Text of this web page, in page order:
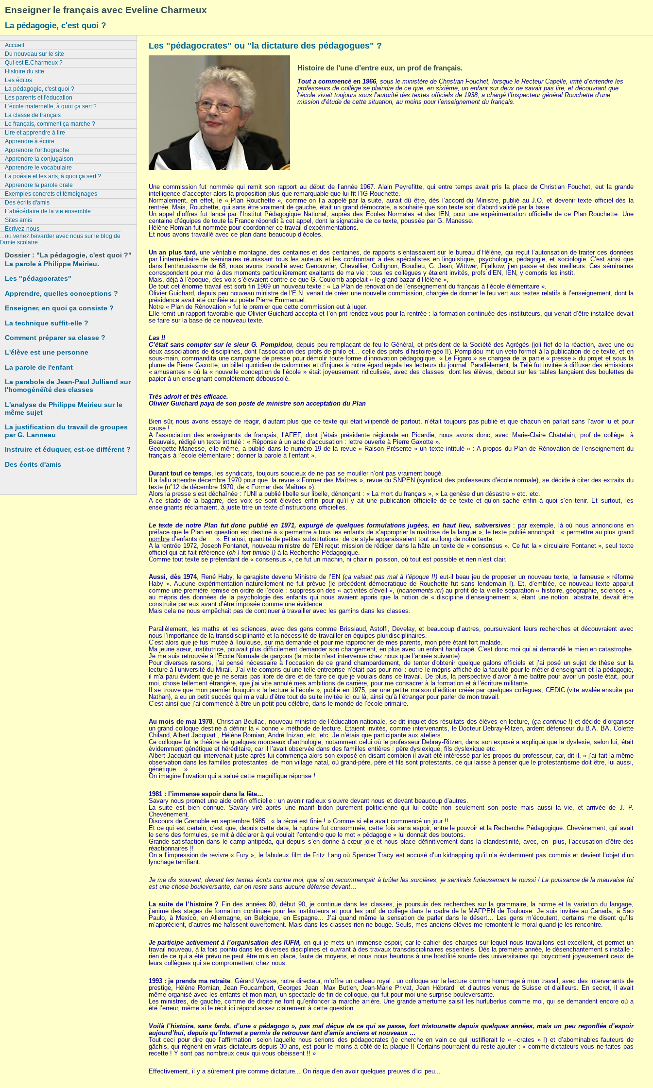
Enseigner le français avec Eveline Charmeux
La pédagogie, c'est quoi ?
Les "pédagocrates" ou "la dictature des pédagogues" ?
Histoire de l’une d’entre eux, un prof de français.
Tout a commencé en 1966, sous le ministère de Christian Fouchet, lorsque le Recteur Capelle, irrité d’entendre les
professeurs de collège se plaindre de ce que, en sixième, un enfant sur deux ne savait pas lire, et découvrant que
l’école vivait toujours sous l’autorité des textes officiels de 1938, a chargé l’Inspecteur général Rouchette d’une
mission d’étude de cette situation, au moins pour l’enseignement du français.
Une commission fut nommée qui remit son rapport au début de l’année 1967. Alain Peyrefitte, qui entre temps avait pris la place de Christian Fouchet, eut la grande
intelligence d’accepter alors la proposition plus que remarquable que lui fit l’IG Rouchette.
Normalement, en effet, le « Plan Rouchette », comme on l’a appelé par la suite, aurait dû être, dès l’accord du Ministre, publié au J.O. et devenir texte officiel dès la
rentrée. Mais, Rouchette, qui sans être vraiment de gauche, était un grand démocrate, a souhaité que son texte soit d’abord validé par la base.
Un appel d’offres fut lancé par l’Institut Pédagogique National, auprès des Ecoles Normales et des IEN, pour une expérimentation officielle de ce Plan Rouchette. Une
centaine d’équipes de toute la France répondit à cet appel, dont la signataire de ce texte, poussée par G. Manesse.
Hélène Romian fut nommée pour coordonner ce travail d’expérimentations.
Et nous avons travaillé avec ce plan dans beaucoup d’écoles.
Un an plus tard, une véritable montagne, des centaines et des centaines, de rapports s’entassaient sur le bureau d’Hélène, qui reçut l’autorisation de traiter ces données
par l’intermédiaire de séminaires réunissant tous les auteurs et les confrontant à des spécialistes en linguistique, psychologie, pédagogie, et sociologie. C’est ainsi que
dans l’enthousiasme de 68, nous avons travaillé avec Genouvrier, Chevallier, Collignon, Boudieu, G. Jean, Wittwer, Fijalkow, j’en passe et des meilleurs. Ces séminaires
correspondent pour moi à des moments particulièrement exaltants de ma vie : tous les collègues y étaient invités, profs d’EN, IEN, y compris les instit.
Mais, déjà à l’époque, des voix s’élevaient contre ce que G. Coulomb appelait « le grand bazar d’Hélène »,
De tout cet énorme travail est sorti fin 1969 un nouveau texte : « La Plan de rénovation de l’enseignement du français à l’école élémentaire ».
Olivier Guichard, depuis peu nouveau ministre de l’E.N. venait de créer une nouvelle commission, chargée de donner le feu vert aux textes relatifs à l’enseignement, dont la
présidence avait été confiée au poète Pierre Emmanuel.
Notre « Plan de Rénovation » fut le premier que cette commission eut à juger.
Elle remit un rapport favorable que Olivier Guichard accepta et l’on prit rendez-vous pour la rentrée : la formation continuée des instituteurs, qui venait d’être installée devait
se faire sur la base de ce nouveau texte.
Las !!
C’était sans compter sur le sieur G. Pompidou, depuis peu remplaçant de feu le Général, et président de la Société des Agrégés (joli fief de la réaction, avec une ou
deux associations de disciplines, dont l’association des profs de philo et… celle des profs d’histoire-géo !!). Pompidou mit un veto formel à la publication de ce texte, et en
sous-main, commandita une campagne de presse pour démolir toute forme d’innovation pédagogique. « Le Figaro » se chargea de la partie « presse » du projet et sous la
plume de Pierre Gaxotte, un billet quotidien de calomnies et d’injures à notre égard régala les lecteurs du journal. Parallèlement, la Télé fut invitée à diffuser des émissions
« amusantes » où la « nouvelle conception de l’école » était joyeusement ridiculisée, avec des classes dont les élèves, debout sur les tables lançaient des boulettes de
papier à un enseignant complètement déboussolé.
Très adroit et très efficace.
Olivier Guichard paya de son poste de ministre son acceptation du Plan
Bien sûr, nous avons essayé de réagir, d’autant plus que ce texte qui était vilipendé de partout, n’était toujours pas publié et que chacun en parlait sans l’avoir lu et pour
cause !
A l’association des enseignants de français, l’AFEF, dont j’étais présidente régionale en Picardie, nous avons donc, avec Marie-Claire Chatelain, prof de collège à
Beauvais, rédigé un texte intitulé : « Réponse à un acte d’accusation : lettre ouverte à Pierre Gaxotte ».
Georgette Manesse, elle-même, a publié dans le numéro 19 de la revue « Raison Présente » un texte intitulé « : A propos du Plan de Rénovation de l’enseignement du
français à l’école élémentaire : donner la parole à l’enfant ».
Durant tout ce temps, les syndicats, toujours soucieux de ne pas se mouiller n’ont pas vraiment bougé.
Il a fallu attendre décembre 1970 pour que la revue « Former des Maîtres », revue du SNPEN (syndicat des professeurs d’école normale), se décide à citer des extraits du
texte (n°12 de décembre 1970, de « Former des Maîtres »).
Alors la presse s’est déchaînée : l’UNI a publié libelle sur libelle, dénonçant : « La mort du français », « La genèse d’un désastre » etc. etc.
A ce stade de la bagarre, des voix se sont élevées enfin pour qu’il y ait une publication officielle de ce texte et qu’on sache enfin à quoi s’en tenir. Et surtout, les
enseignants réclamaient, à juste titre un texte d’instructions officielles.
Le texte de notre Plan fut donc publié en 1971, expurgé de quelques formulations jugées, en haut lieu, subversives: par exemple, là où nous annoncions en
préface que le Plan en question est destiné à « permettreà tous les enfants de s’approprier la maîtrise de la langue », le texte publié annonçait : « permettreau plus grand
nombred’enfants de … ». Et ainsi, quantité de petites substitutions de ce style apparaissaient tout au long de notre texte.
A la rentrée 1972, Joseph Fontanet, nouveau ministre de l’EN reçut mission de rédiger dans la hâte un texte de « consensus ». Ce fut la « circulaire Fontanet », seul texte
officiel qui ait fait référence (oh ! fort timide !)à la Recherche Pédagogique.
Comme tout texte se prétendant de « consensus », ce fut un machin, ni chair ni poisson, où tout est possible et rien n’est clair.
Aussi, dès 1974, René Haby, le garagiste devenu Ministre de l’EN (ça valsait pas mal à l’époque !!) eut-il beau jeu de proposer un nouveau texte, la fameuse « réforme
Haby ». Aucune expérimentation naturellement ne fut prévue (le précédent démocratique de Rouchette fut sans lendemain !). Et, d’emblée, ce nouveau texte apparut
comme une première remise en ordre de l’école : suppression des « activités d’éveil », (ricanements ici) au profit de la vieille séparation « histoire, géographie, sciences »,
au mépris des données de la psychologie des enfants qui nous avaient appris que la notion de « discipline d’enseignement », étant une notion abstraite, devait être
construite par eux avant d’être imposée comme une évidence.
Mais cela ne nous empêchait pas de continuer à travailler avec les gamins dans les classes.
Parallèlement, les maths et les sciences, avec des gens comme Brissiaud, Astolfi, Develay, et beaucoup d’autres, poursuivaient leurs recherches et découvraient avec
nous l’importance de la transdisciplinarité et la nécessité de travailler en équipes pluridisciplinaires.
C’est alors que je fus mutée à Toulouse, sur ma demande et pour me rapprocher de mes parents, mon père étant fort malade.
Ma jeune sœur, institutrice, pouvait plus difficilement demander son changement, en plus avec un enfant handicapé. C’est donc moi qui ai demandé le mien en catastrophe.
Je me suis retrouvée à l’Ecole Normale de garçons (la mixité n’est intervenue chez nous que l’année suivante)
Pour diverses raisons, j’ai pensé nécessaire à l’occasion de ce grand chambardement, de tenter d'obtenir quelque galons officiels et j’ai posé un sujet de thèse sur la
lecture à l’université du Mirail. J’ai vite compris qu’une telle entreprise n’était pas pour moi : outre le mépris affiché de la faculté pour le métier d’enseignant et la pédagogie,
il m'a paru évident que je ne serais pas libre de dire et de faire ce que je voulais dans ce travail. De plus, la perspective d’avoir à me battre pour avoir un poste était, pour
moi, chose tellement étrangère, que j’ai vite annulé mes ambitions de carrière, pour me consacrer à la formation et à l’écriture militante.
Il se trouve que mon premier bouquin « la lecture à l’école », publié en 1975, par une petite maison d’édition créée par quelques collègues, CEDIC (vite avalée ensuite par
Nathan), a eu un petit succès qui m’a valu d’être tout de suite invitée ici ou là, ainsi qu’à l’étranger pour parler de mon travail.
C’est ainsi que j’ai commencé à être un petit peu célèbre, dans le monde de l’école primaire.
Au mois de mai 1978 , Christian Beullac, nouveau ministre de l’éducation nationale, se dit inquiet des résultats des élèves en lecture, (ça continue !) et décide d’organiser
un grand colloque destiné à définir la « bonne » méthode de lecture. Etaient invités, comme intervenants, le Docteur Debray-Ritzen, ardent défenseur du B.A. BA, Colette
Chiland, Albert Jacquart , Hélène Romian, André Inizan, etc. etc. Je n’étais que participante aux ateliers.
Ce colloque fut le théâtre de quelques morceaux d’anthologie, notamment celui où le professeur Debray-Ritzen, dans son exposé a expliqué que la dyslexie, selon lui, était
évidemment génétique et héréditaire, car il l’avait observée dans des familles entières : père dyslexique, fils dyslexique etc.
Albert Jacquart qui intervenait juste après lui commença alors son exposé en disant combien il avait été intéressé par les propos du professeur, car, dit-il, « j’ai fait la même
observation dans les familles protestantes de mon village natal, où grand-père, père et fils sont protestants, ce qui laisse à penser que le protestantisme doit être, lui aussi,
génétique… »
On imagine l’ovation qui a salué cette magnifique réponse !
1981 : l’immense espoir dans la fête…
Savary nous promet une aide enfin officielle : un avenir radieux s’ouvre devant nous et devant beaucoup d’autres.
La suite est bien connue. Savary viré après une manif bidon purement politicienne qui lui coûte non seulement son poste mais aussi la vie, et arrivée de J. P.
Chevènement.
Discours de Grenoble en septembre 1985 : « la récré est finie ! » Comme si elle avait commencé un jour !!
Et ce qui est certain, c'est que, depuis cette date, la rupture fut consommée, cette fois sans espoir, entre le pouvoir et la Recherche Pédagogique. Chevènement, qui avait
le sens des formules, se mit à déclarer à qui voulait l’entendre que le mot « pédagogie » lui donnait des boutons.
Grande satisfaction dans le camp antipéda, qui depuis s’en donne à cœur joie et nous place définitivement dans la clandestinité, avec, en plus, l’accusation d’être des
réactionnaires !!
On a l’impression de revivre « Fury », le fabuleux film de Fritz Lang où Spencer Tracy est accusé d’un kidnapping qu’il n’a évidemment pas commis et devient l’objet d’un
lynchage terrifiant.
Je me dis souvent, devant les textes écrits contre moi, que si on recommençait à brûler les sorcières, je sentirais furieusement le roussi ! La puissance de la mauvaise foi
est une chose bouleversante, car on reste sans aucune défense devant…
La suite de l’histoire ? Fin des années 80, début 90, je continue dans les classes, je poursuis des recherches sur la grammaire, la norme et la variation du langage,
j’anime des stages de formation continuée pour les instituteurs et pour les prof de collège dans le cadre de la MAFPEN de Toulouse. Je suis invitée au Canada, à Sao
Paulo, à Mexico, en Allemagne, en Belgique, en Espagne... J’ai quand même la sensation de parler dans le désert… Les gens m’écoutent, certains me disent qu’ils
m’apprécient, d’autres me haïssent ouvertement. Mais dans les classes rien ne bouge. Seuls, mes anciens élèves me remontent le moral quand je les rencontre.
Je participe activement à l’organisation des IUFM, en qui je mets un immense espoir, car le cahier des charges sur lequel nous travaillons est excellent, et permet un
travail nouveau, à la fois pointu dans les diverses disciplines et ouvrant à des travaux transdisciplinaires essentiels. Dès la première année, le désenchantement s’installe :
rien de ce qui a été prévu ne peut être mis en place, faute de moyens, et nous nous heurtons à une hostilité sourde des universitaires qui boycottent joyeusement ceux de
leurs collègues qui se compromettent chez nous.
1993 : je prends ma retraite . Gérard Vaysse, notre directeur, m’offre un cadeau royal : un colloque sur la lecture comme hommage à mon travail, avec des intervenants de
prestige, Hélène Romian, Jean Foucambert, Georges Jean Max Butlen, Jean-Marie Privat, Jean Hébrard et d’autres venus de Suisse et d’ailleurs. En secret, il avait
même organisé avec les enfants et mon mari, un spectacle de fin de colloque, qui fut pour moi une surprise bouleversante.
Les ministres, de gauche, comme de droite ne font qu’enfoncer la marche arrière. Une grande amertume saisit les hurluberlus comme moi, qui se demandent encore où a
été l’erreur, même si le récit ici répond assez clairement à cette question.
Voilà l’histoire, sans fards, d’une « pédagogo », pas mal déçue de ce qui se passe, fort tristounette depuis quelques années, mais un peu regonflée d’espoir
aujourd’hui, depuis qu’Internet a permis de retrouver tant d'amis anciens et nouveaux …
Tout ceci pour dire que l’affirmation selon laquelle nous serions des pédagocrates (je cherche en vain ce qui justifierait le « –crates » !) et d’abominables fauteurs de
gâchis, qui règnent en vrais dictateurs depuis 30 ans, est pour le moins à côté de la plaque !! Certains pourraient du reste ajouter : « comme dictateurs vous ne faites pas
recette ! Y sont pas nombreux ceux qui vous obéissent !! »
Effectivement, il y a sûrement pire comme dictature... On risque d'en avoir quelques preuves d'ici peu...
Accueil
Du nouveau sur le site
Qui est E.Charmeux ?
Histoire du site
Les éditos
La pédagogie, c'est quoi ?
Les parents et l'éducation
L'école maternelle, à quoi ça sert ?
La classe de français
Le français, comment ça marche ?
Lire et apprendre à lire
Apprendre à écrire
Apprendre l'orthographe
Apprendre la conjugaison
Apprendre le vocabulaire
La poésie et les arts, à quoi ça sert ?
Apprendre la parole orale
Exemples concrets et témoignages
Des écrits d'amis
L'abécédaire de la vie ensemble
Sites amis
Ecrivez-nous
ou venez bavarder avec nous sur le blog de
l'amie scolaire...
Dossier : "La pédagogie, c'est quoi ?"
La parole à Philippe Meirieu.
Les "pédagocrates"
Apprendre, quelles conceptions ?
Enseigner, en quoi ça consiste ?
La technique suffit-elle ?
Comment préparer sa classe ?
L'élève est une personne
La parole de l'enfant
La parabole de Jean-Paul Julliand sur
l'homogénéïté des classes
L'analyse de Philippe Meirieu sur le
même sujet
La justification du travail de groupes
par G. Lanneau
Instruire et éduquer, est-ce différent ?
Des écrits d'amis